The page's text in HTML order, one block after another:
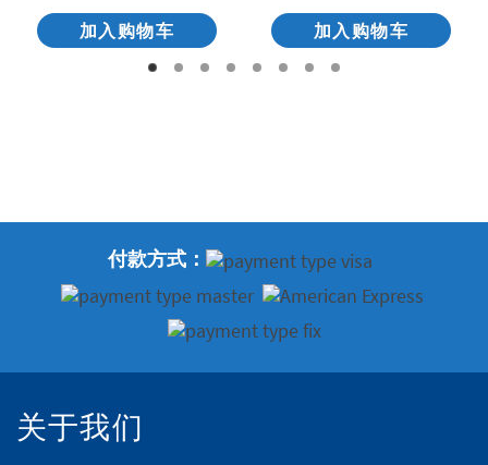
加入购物车 加入购物车
付款方式：
关于我们